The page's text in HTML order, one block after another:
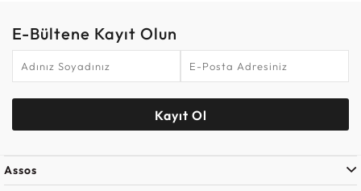
E-Bültene Kayıt Olun
Kayıt Ol
Assos